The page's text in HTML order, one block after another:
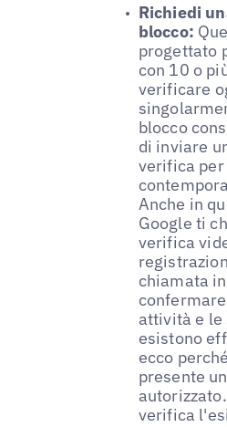
Richiedi
blocco:
progettato
con 10 o
verificare
blocco
di inviare
verifica
Anche in
Google ti
verifica
chiamata
attività e le
esistono
ecco
presente
verifica